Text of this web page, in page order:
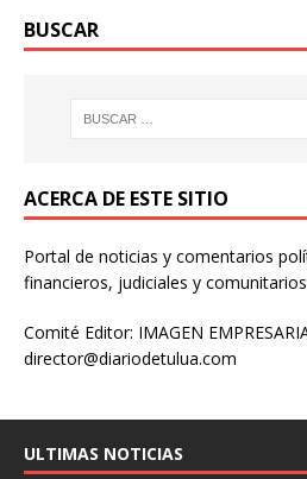
BUSCAR
ACERCA DE ESTE SITIO
Portal de noticias y comentarios
financieros, judiciales y
Comité Editor: IMAGEN
director@diariodetulua.com
ULTIMAS NOTICIAS